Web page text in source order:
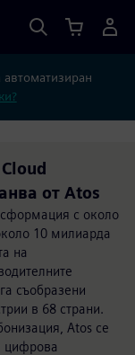
от Atos
с около
10 милиарда
на
съобразени
в 68 страни.
Atos се
цифрова